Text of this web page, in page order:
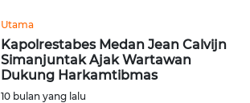
Utama
Kapolrestabes Medan Jean Calvijn
Simanjuntak Ajak Wartawan
Dukung Harkamtibmas
10 bulan yang lalu